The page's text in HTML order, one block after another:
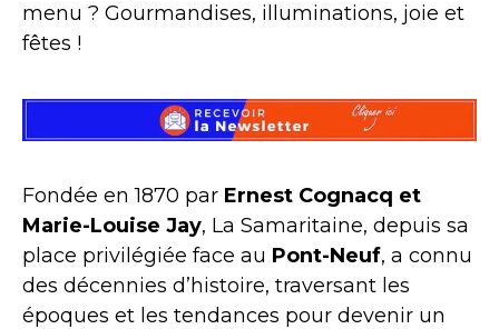
menu ? Gourmandises, illuminations, joie et
fêtes !
Fondée en 1870 par Ernest Cognacq et
Marie-Louise Jay, La Samaritaine, depuis sa
place privilégiée face au Pont-Neuf, a connu
des décennies d’histoire, traversant les
époques et les tendances pour devenir un